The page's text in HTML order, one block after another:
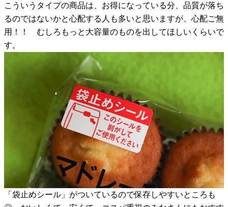
こういうタイプの商品は、お得になっている分、品質が落ち
るのではないかと心配する人も多いと思いますが、心配ご無
用！！ むしろもっと大容量のものを出してほしいくらいで
す。
「袋止めシール」がついているので保存しやすいところも